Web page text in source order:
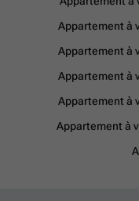
Appartement à
Appartement à
Appartement à
Appartement à
Appartement à